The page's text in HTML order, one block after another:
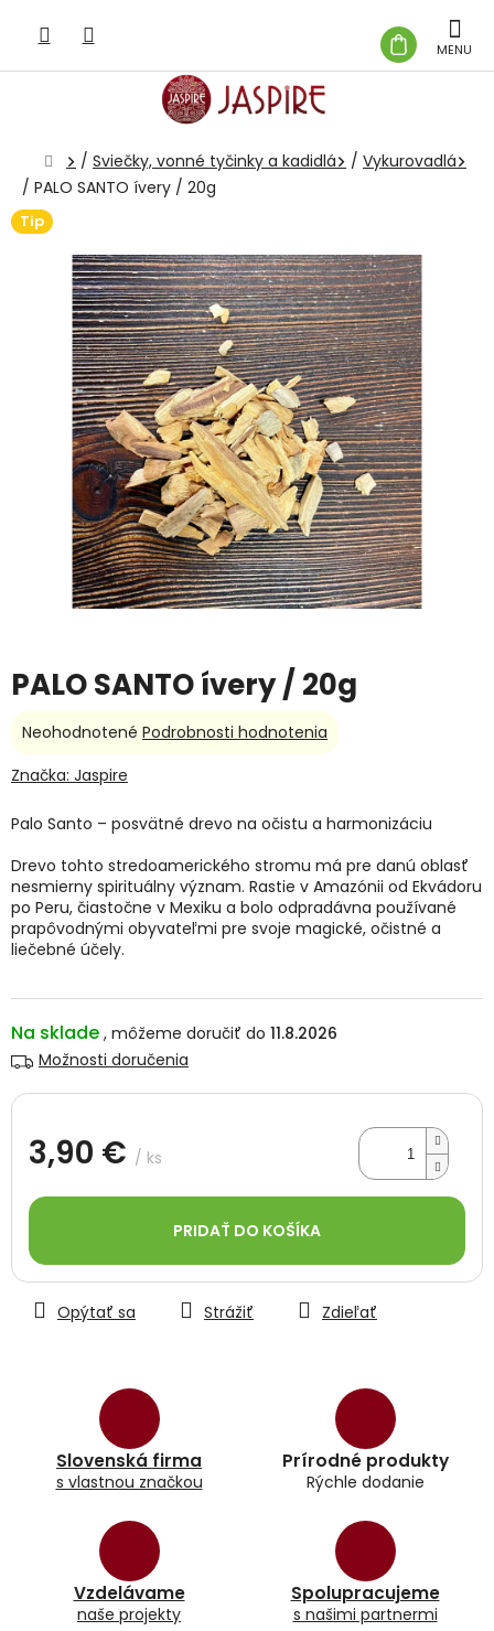
obsah
KOŠÍK
Domov
/ Sviečky, vonné tyčinky a kadidlá / Vykurovadlá
/ PALO SANTO ívery / 20g
Tip
PALO SANTO ívery / 20g
Na sklade
11.8.2026
Možnosti doručenia
3,90 € / ks
cena:
PRIDAŤ DO KOŠÍKA
Slovenská firma
s vlastnou značkou
Prírodné produkty
Rýchle dodanie
Vzdelávame
naše projekty
Spolupracujeme
s našimi partnermi
Palo Santo – posvätné drevo na očistu a harmonizáciu
Drevo tohto stredoamerického stromu má pre danú oblasť
nesmierny spirituálny význam. Rastie v Amazónii od Ekvádoru
po Peru, čiastočne v Mexiku a bolo odpradávna používané
prapôvodnými obyvateľmi pre svoje magické, očistné a
liečebné účely.
Opýtať sa Strážiť Zdieľať
Priemerné
produktu
0,0
z
5
hviezdičiek.
Neohodnotené Podrobnosti hodnotenia
Značka: Jaspire